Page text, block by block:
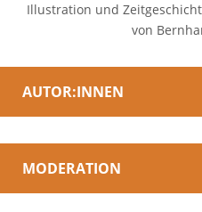
Illustration und
von
AUTOR:INNEN
MODERATION